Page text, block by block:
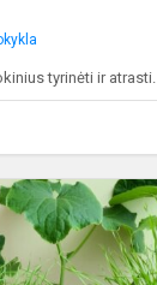
tyrinėti ir atrasti.